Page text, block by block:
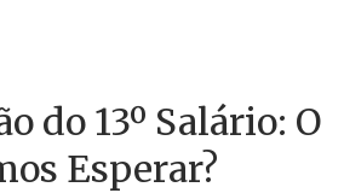
do 13º Salário: O
Esperar?